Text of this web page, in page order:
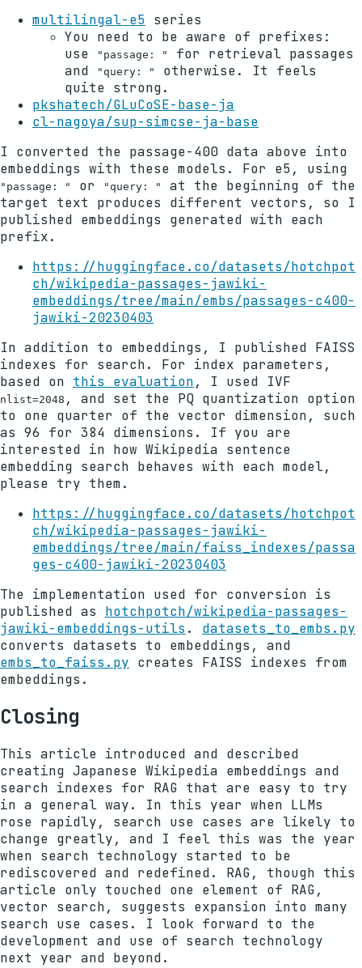
multilingal-e5 series
You need to be aware of prefixes:
use
"passage: "
for retrieval passages
and
"query: "
otherwise. It feels
quite strong.
pkshatech/GLuCoSE-base-ja
cl-nagoya/sup-simcse-ja-base
I converted the passage-400 data above into
embeddings with these models. For e5, using
"passage: " or "query: "
at the beginning of the
target text produces different vectors, so I
published embeddings generated with each
prefix.
https://huggingface.co/datasets/hotchpot
ch/wikipedia-passages-jawiki-
embeddings/tree/main/embs/passages-c400-
jawiki-20230403
In addition to embeddings, I published FAISS
indexes for search. For index parameters,
based on this evaluation, I used IVF
nlist=2048 , and set the PQ quantization option
to one quarter of the vector dimension, such
as 96 for 384 dimensions. If you are
interested in how Wikipedia sentence
embedding search behaves with each model,
please try them.
https://huggingface.co/datasets/hotchpot
ch/wikipedia-passages-jawiki-
embeddings/tree/main/faiss_indexes/passa
ges-c400-jawiki-20230403
The implementation used for conversion is
published as hotchpotch/wikipedia-passages-
jawiki-embeddings-utils . datasets_to_embs.py
converts datasets to embeddings, and
embs_to_faiss.py creates FAISS indexes from
embeddings.
Closing
This article introduced and described
creating Japanese Wikipedia embeddings and
search indexes for RAG that are easy to try
in a general way. In this year when LLMs
rose rapidly, search use cases are likely to
change greatly, and I feel this was the year
when search technology started to be
rediscovered and redefined. RAG, though this
article only touched one element of RAG,
vector search, suggests expansion into many
search use cases. I look forward to the
development and use of search technology
next year and beyond.